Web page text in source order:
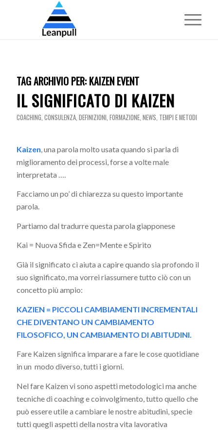
TAG ARCHIVIO PER: KAIZEN EVENT
IL SIGNIFICATO DI KAIZEN
COACHING, CONSULENZA, DEFINIZIONI, FORMAZIONE, NEWS, TEMPI E METODI
Kaizen , una parola molto usata quando si parla di
miglioramento dei processi, forse a volte male
interpretata ….
Facciamo un po’ di chiarezza su questo importante
parola.
Partiamo dal tradurre questa parola giapponese
Kai = Nuova Sfida e Zen=Mente e Spirito
Già il significato ci aiuta a capire quando sia profondo il
suo significato, ma vorrei riassumere tutto ciò con un
concetto più ampio:
KAZIEN = PICCOLI CAMBIAMENTI INCREMENTALI
CHE DIVENTANO UN CAMBIAMENTO
FILOSOFICO, UN CAMBIAMENTO DI ABITUDINI.
Fare Kaizen significa imparare a fare le cose quotidiane
in un modo diverso, tutti i giorni.
Nel fare Kaizen vi sono aspetti metodologici ma anche
tecniche di coaching e coinvolgimento, tutto quello che
può essere utile a cambiare le nostre abitudini, specie
tutti quegli aspetti della nostra vita lavorativa